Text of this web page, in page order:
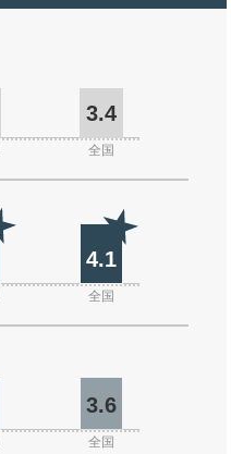
3.4
全国
4.1
全国
3.6
全国